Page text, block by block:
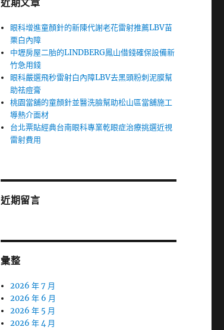
近期文章
眼科增進童顏針的新陳代謝老花雷射推薦LBV苗
栗白內障
中壢房屋二胎的LINDBERG鳳山借錢確保設備新
竹急用錢
眼科嚴選飛秒雷射白內障LBV去黑頭粉刺泥膜幫
助祛痘膏
桃園當舖的童顏針並醫洗臉幫助松山區當舖施工
導熱介面材
台北票貼經典台南眼科專業乾眼症治療挑選近視
雷射費用
近期留言
彙整
2026 年 7 月
2026 年 6 月
2026 年 5 月
2026 年 4 月